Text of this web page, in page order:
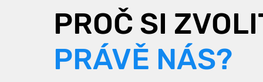
PROČ SI
PRÁVĚ NÁS?